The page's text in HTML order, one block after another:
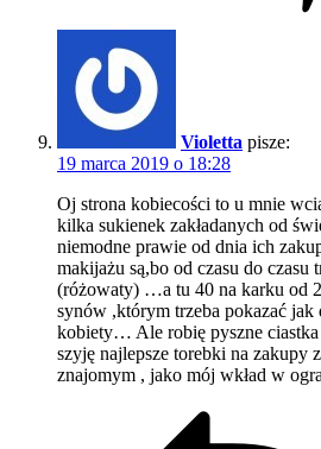
Violetta pisze:
19 marca 2019 o 18:28
Oj strona kobiecości to u mnie
kilka sukienek zakładanych od
niemodne prawie od dnia ich
makijażu są,bo od czasu do czasu
(różowaty) …a tu 40 na karku od
synów ,którym trzeba pokazać jak
kobiety… Ale robię pyszne
szyję najlepsze torebki na zakupy
znajomym , jako mój wkład w